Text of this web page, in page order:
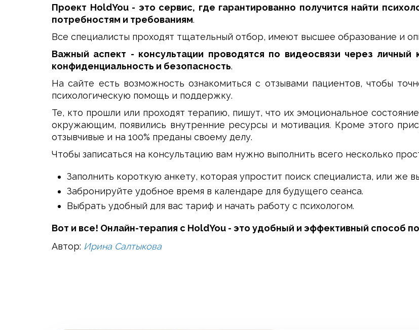
Проект HoldYou - это сервис, где гарантированно получится найти
потребностям и требованиям.
Все специалисты проходят тщательный отбор, имеют высшее образование и
Важный аспект - консультации проводятся по видеосвязи через личный
конфиденциальность и безопасность.
На сайте есть возможность ознакомиться с отзывами пациентов, чтобы
психологическую помощь и поддержку.
Те, кто прошли или проходят терапию, пишут, что их эмоциональное
окружающим, появились внутренние ресурсы и мотивация. Кроме этого
отзывчивые и на 100% преданы своему делу.
Чтобы записаться на консультацию вам нужно выполнить всего несколько
Заполнить короткую анкету, которая упростит поиск специалиста, или же
Забронируйте удобное время в календаре для будущего сеанса.
Выбрать удобный для вас тариф и начать работу с психологом.
Вот и все! Онлайн-терапия с HoldYou - это удобный и эффективный способ
Автор: Ирина Салтыкова